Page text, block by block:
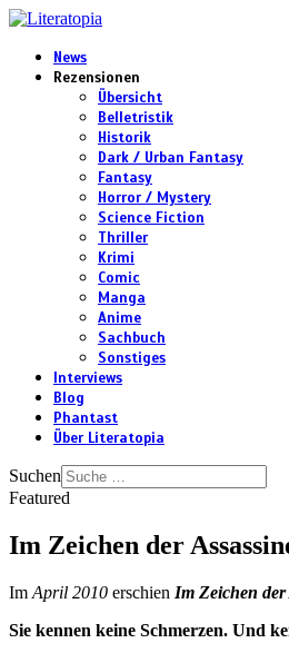
News
Rezensionen
Übersicht
Belletristik
Historik
Dark / Urban Fantasy
Fantasy
Horror / Mystery
Science Fiction
Thriller
Krimi
Comic
Manga
Anime
Sachbuch
Sonstiges
Interviews
Blog
Phantast
Über Literatopia
Suchen
Featured
Im Zeichen der
Im April 2010 erschien Im Zeichen der
Sie kennen keine Schmerzen. Und